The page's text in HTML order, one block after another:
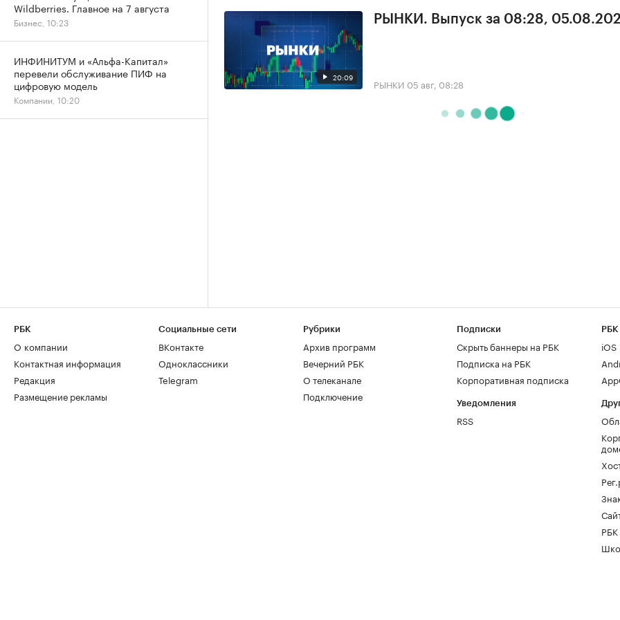
20:09
РЫНКИ. Выпуск за 08:28,
РЫНКИ 05 авг, 08:28
Wildberries. Главное на 7 августа
Бизнес, 10:23
ИНФИНИТУМ и «Альфа-Капитал»
перевели обслуживание ПИФ на
цифровую модель
Компании, 10:20
РБК
О компании
Контактная информация
Редакция
Размещение рекламы
Социальные сети
ВКонтакте
Одноклассники
Telegram
Рубрики
Архив программ
Вечерний РБК
О телеканале
Подключение
Подписки
Скрыть баннеры на РБК
Подписка на РБК
Корпоративная подписка
Уведомления
RSS
РБК
iOS